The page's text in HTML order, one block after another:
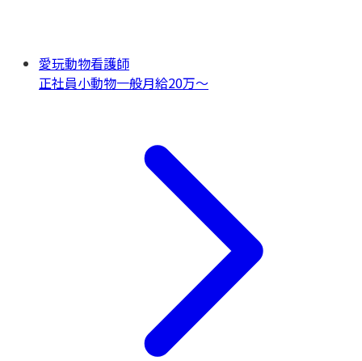
愛玩動物看護師
正社員小動物一般月給20万〜